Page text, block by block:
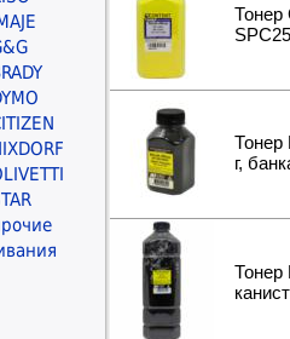
Тонер
Тонер
г,
Тонер